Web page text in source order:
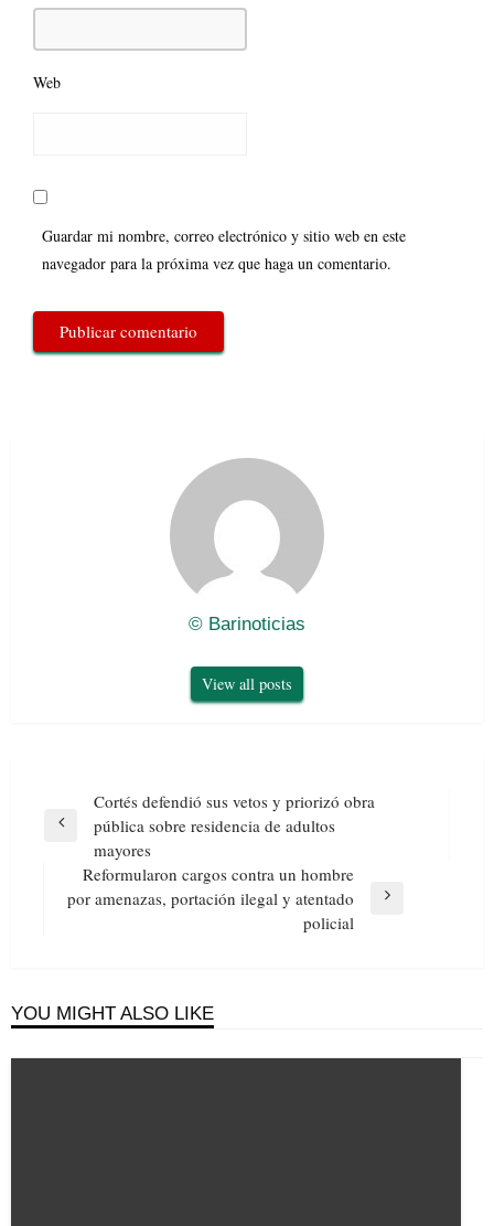
Web
Guardar mi nombre, correo electrónico y sitio web en este
navegador para la próxima vez que haga un comentario.
© Barinoticias
View all posts
Navegación
de
entradas
Previous
Cortés defendió sus vetos y priorizó obra
pública sobre residencia de adultos
mayores
Next
Reformularon cargos contra un hombre
por amenazas, portación ilegal y atentado
policial
YOU MIGHT ALSO LIKE